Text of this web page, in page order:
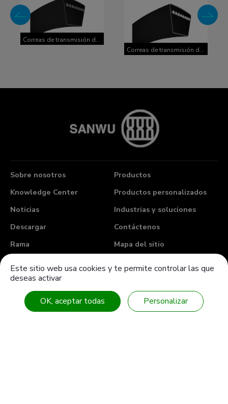
Correas de transmisión de
Correas de transmisión de
Sobre nosotros
Productos
Knowledge Center
Productos personalizados
Noticias
Industrias y soluciones
Descargar
Contáctenos
Rama
Mapa del sitio
Tel
886-4-7355142
886-4-7353802
E-mail
intl-sales@sanwu.com.tw
Este sitio web usa cookies y te permite controlar las que
deseas activar
OK, aceptar todas Personalizar